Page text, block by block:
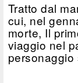
Tratto dal
cui, nel
morte, Il
viaggio nel
personaggio